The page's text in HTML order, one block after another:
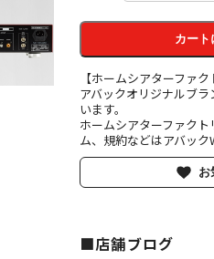
カート
【ホームシアターファ
アバックオリジナルブ
います。
ホームシアターファク
ム、規約などはアバック
お
■店舗ブログ